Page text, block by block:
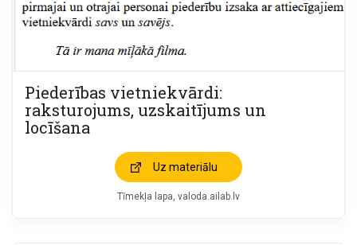
Piederības vietniekvārdi:
raksturojums, uzskaitījums un
locīšana
Uz materiālu
Tīmekļa lapa valoda.ailab.lv